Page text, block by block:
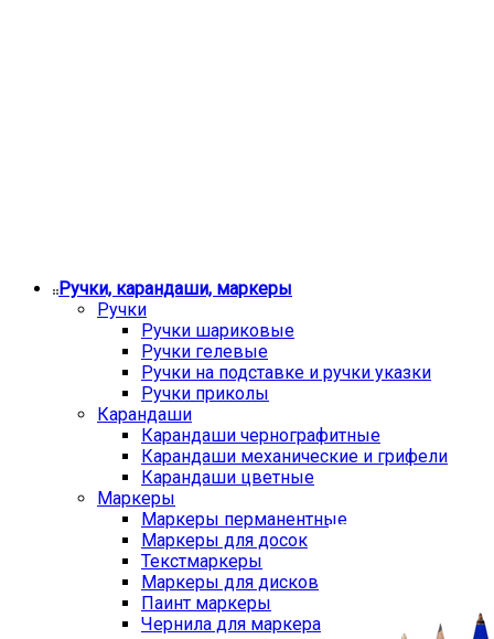
Ручки, карандаши, маркеры
Ручки
Ручки шариковые
Ручки гелевые
Ручки на подставке и ручки указки
Ручки приколы
Карандаши
Карандаши чернографитные
Карандаши механические и грифели
Карандаши цветные
Маркеры
Маркеры перманентные
Маркеры для досок
Текстмаркеры
Маркеры для дисков
Паинт маркеры
Чернила для маркера